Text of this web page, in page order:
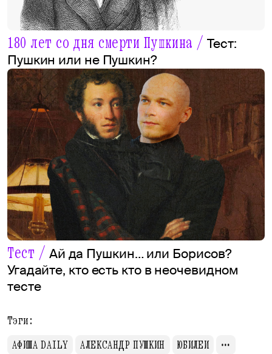
180 лет со дня смерти Пушкина /Тест:
Пушкин или не Пушкин?
Тест / Ай да Пушкин… или Борисов?
Угадайте, кто есть кто в неочевидном
тесте
Тэги:
АФИША DAILY
АЛЕКСАНДР ПУШКИН ЮБИЛЕИ